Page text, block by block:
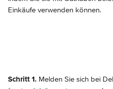
Einkäufe verwenden können.
Schritt 1. Melden Sie sich bei